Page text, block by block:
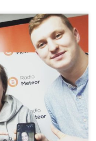
Majer, Anna
Planety Sportu
vice
Zając oraz Dominiką